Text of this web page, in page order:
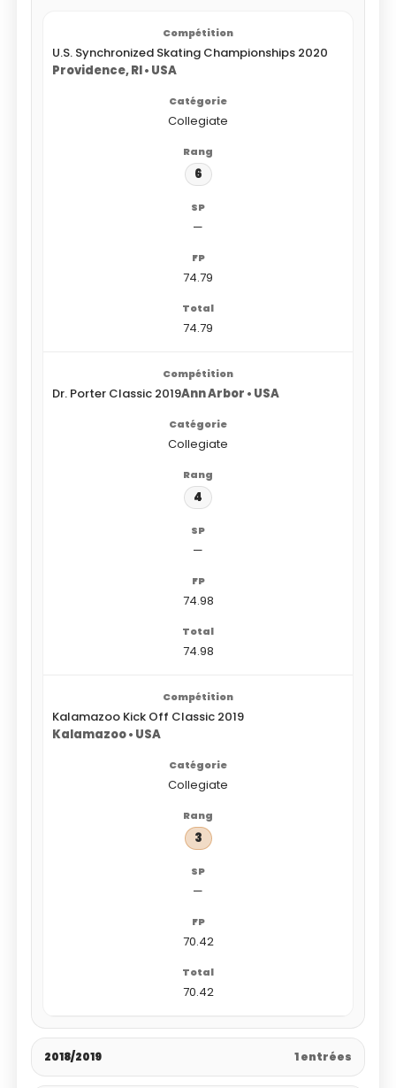
U.S. Synchronized Skating Championships 2020
Providence, RI • USA
Collegiate
6
—
74.79
74.79
Dr. Porter Classic 2019Ann Arbor • USA
Collegiate
4
—
74.98
74.98
Kalamazoo Kick Off Classic 2019
Kalamazoo • USA
Collegiate
3
—
70.42
70.42
2018/2019 1 entrées